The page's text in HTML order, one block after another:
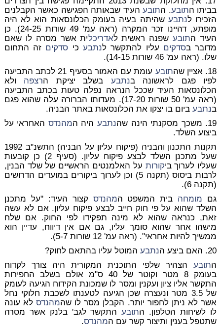
בביתו התובע. התובעהעיד שבאותה הפגישה כאשר הקבלנים
הזכירו לנתבע שהיתה בעיה בעומק הכלונסאות הוא לא היה
מופתע, דהיינו זכר המקרה (ראה עמ' 49 שורות 24-25). כן
העיד התובעשפנה ראשית לאדריכלית אשר מסרה לו שאם
מדובר בסדקים עליו להתקשר לנתבעכי סדקים זה התחום
שלו. (ראה עמ' 46 שורות 14-15).
18. אציין שה
תובע
עומת עם האמור בסעיף 21 לכתב התביעה
לפיו פגם לראשונה בנתבע בשלב יציקת הרצפה ולא
הכלונסאות העיד שככל הנראה נפלה טעות בכתב התביעה
(ראה עמ' 50 שורות 17-20). מעדותו הברורה עלה שהוא פגם
בנתבעביום בו יצקו את הכלונסאות באתר הבניה.
19. משכך מסקנתי הינה שה
נתבעהיה המהנדס האחראי על
ביצוע השלד.
תקנות התכנון והבניה (פיקוח עליון על הבניה) התשנ"ב 1992
שעל מתכנן השלד לבצע פיקוח עליון. (סעיף 2) כן קובעות
שעליו לערוך ביקורות על האלמנטים הראשיים של שלד הבנין,
לרבות ביסוס (תקנה 5) וכן לערוך ביקורים במועדים הדרושים
(תקנה 6).
גם מומחה בית המשפט המהנדס קצור העיד: "על מתכנן
השלד שהוא על פי חוק חייב לבצע פיקוח עליון. אם לא עשה
זאת, כנראה שהוא לא מינה תפקידו לפי החוק. אם שלח
מישהו אחר שהוא סומך עליו, גם אם אין דיווח, עדיין הוא
ממשיך להיות אחראי". (ראה עמ' 12 שורות 5-7).
20. האם ביצע ה
נתבעהמוטל עליו בהתאם לחוק?
התובעהצהיר שלפי התוכנית המקורית היה צורך לקדוח
בעומק 8 מטר וקוטר של 40 ס"מ אולם בשלב החפירות
התקשר אליו ציון ועקנין ומסר לו שמכונת הקידוח הגיעה לעומק
של 3.5 מטר ונעצרה שכן הגיעה לטענתו לשכבת חלוקי נחל
אשר לא ניתן לחפור יותר. הקבלן מסר לו שהמהנדסלא עונה
לו לשיחות הטלפון. התובעהתקשר לגב' בלנק אשר מסרה
שתטפל בענין ותיצור קשר עם המהנדס.